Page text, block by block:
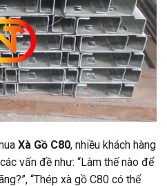
Xà Gồ C80, nhiều khách hàng
vấn đề như: “Làm thế nào để
“Thép xà gồ C80 có thể